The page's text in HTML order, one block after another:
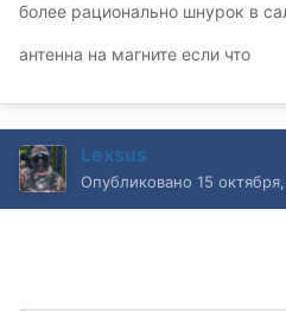
более рационально шнурок в
антенна на магните если что
Lexsus
Опубликовано 15